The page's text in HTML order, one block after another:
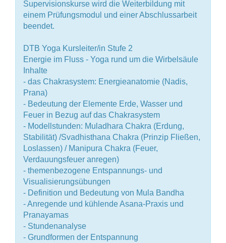
Supervisionskurse wird die Weiterbildung mit
einem Prüfungsmodul und einer Abschlussarbeit
beendet.
DTB Yoga Kursleiter/in Stufe 2
Energie im Fluss - Yoga rund um die Wirbelsäule
Inhalte
- das Chakrasystem: Energieanatomie (Nadis,
Prana)
- Bedeutung der Elemente Erde, Wasser und
Feuer in Bezug auf das Chakrasystem
- Modellstunden: Muladhara Chakra (Erdung,
Stabilität) /Svadhisthana Chakra (Prinzip Fließen,
Loslassen) / Manipura Chakra (Feuer,
Verdauungsfeuer anregen)
- themenbezogene Entspannungs- und
Visualisierungsübungen
- Definition und Bedeutung von Mula Bandha
- Anregende und kühlende Asana-Praxis und
Pranayamas
- Stundenanalyse
- Grundformen der Entspannung